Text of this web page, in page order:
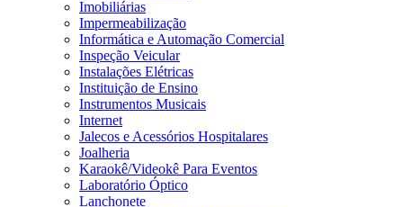
Imobiliárias
Impermeabilização
Informática e Automação Comercial
Inspeção Veicular
Instalações Elétricas
Instituição de Ensino
Instrumentos Musicais
Internet
Jalecos e Acessórios Hospitalares
Joalheria
Karaokê/Videokê Para Eventos
Laboratório Óptico
Lanchonete